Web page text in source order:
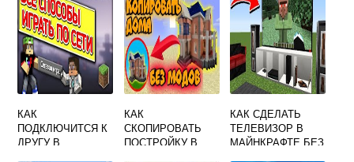
КАК
ПОДКЛЮЧИТСЯ К
ДРУГУ В
КАК
СКОПИРОВАТЬ
ПОСТРОЙКУ В
КАК СДЕЛАТЬ
ТЕЛЕВИЗОР В
МАЙНКРАФТЕ БЕЗ